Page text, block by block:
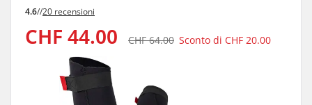
4.6//20 recensioni
CHF 44.00 CHF 64.00 Sconto di CHF 20.00